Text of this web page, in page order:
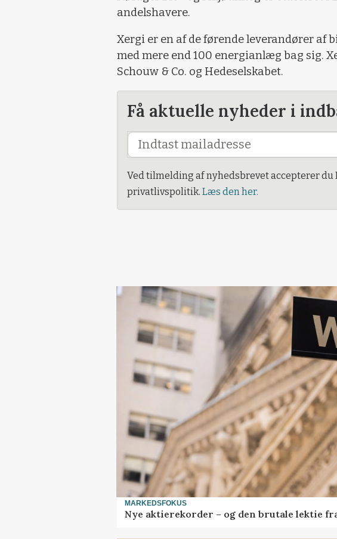
andelshavere.
Xergi er en af de førende leverandører af
med mere end 100 energianlæg bag sig.
Schouw & Co. og Hedeselskabet.
Få aktuelle nyheder i
Ved tilmelding af nyhedsbrevet accepterer du
privatlivspolitik. Læs den her.
MARKEDSFOKUS
Nye aktierekorder – og den brutale lektie